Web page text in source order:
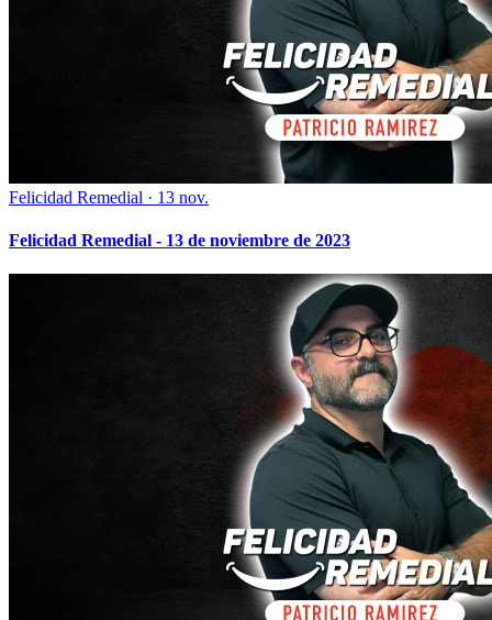
Felicidad Remedial · 13 nov.
Felicidad Remedial - 13 de noviembre de 2023